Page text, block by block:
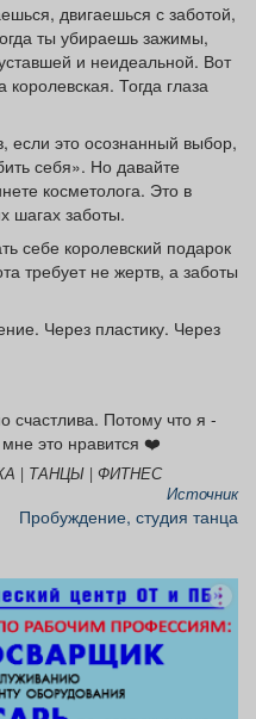
двигаешься с заботой,
ты убираешь зажимы,
и неидеальной. Вот
королевская. Тогда глаза
если это осознанный выбор,
себя». Но давайте
косметолога. Это в
шагах заботы.
себе королевский подарок
требует не жертв, а заботы
Через пластику. Через
счастлива. Потому что я -
это нравится ❤️
| ТАНЦЫ | ФИТНЕС
Источник
Пробуждение, студия танца